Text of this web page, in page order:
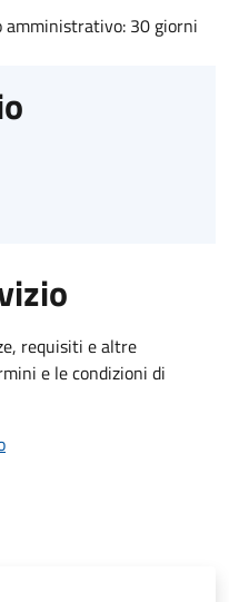
amministrativo: 30 giorni
requisiti e altre
e le condizioni di